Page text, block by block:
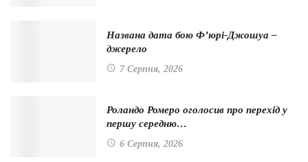
Названа дата бою Ф’юрі-Джошуа –
джерело
7 Серпня, 2026
Роландо Ромеро оголосив про перехід у
першу середню…
6 Серпня, 2026